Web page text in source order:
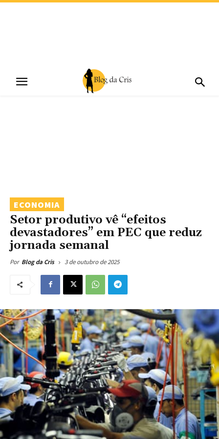
ECONOMIA
Setor produtivo vê “efeitos
devastadores” em PEC que reduz
jornada semanal
Por Blog da Cris 3 de outubro de 2025